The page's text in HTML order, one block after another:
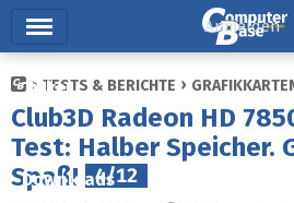
Ticker
Tests
Downloads
Anmelden
TESTS & BERICHTE
Club3D Radeon HD
Test: Halber Speicher.
Spaß!
4/12